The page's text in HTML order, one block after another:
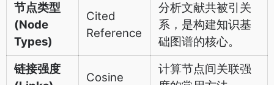
节点类型
(Node
Types)
Cited
Reference
分析文献共被引关
系，是构建知识基
础图谱的核心。
链接强度
Cosine
计算节点间关联强